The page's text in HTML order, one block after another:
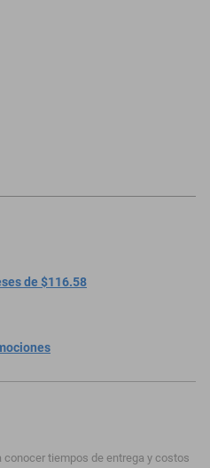
de $116.58
conocer tiempos de entrega y costos